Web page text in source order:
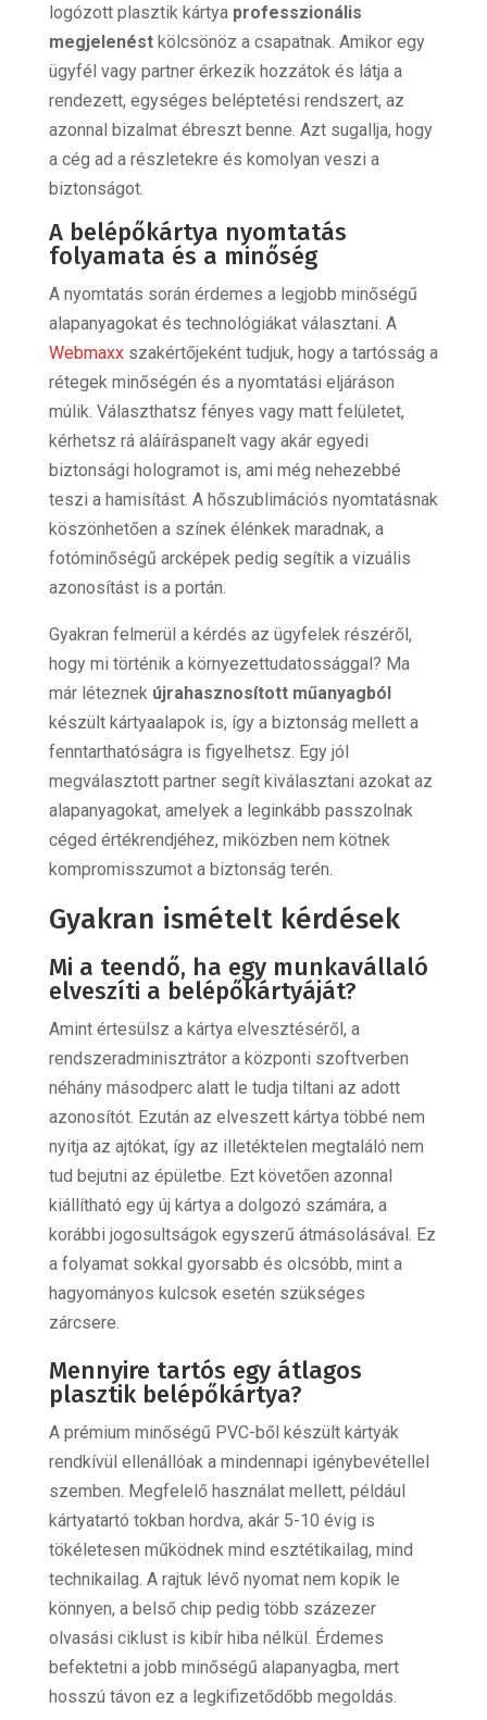
logózott plasztik kártya professzionális
megjelenéstkölcsönöz a csapatnak. Amikor egy
ügyfél vagy partner érkezik hozzátok és látja a
rendezett, egységes beléptetési rendszert, az
azonnal bizalmat ébreszt benne. Azt sugallja, hogy
a cég ad a részletekre és komolyan veszi a
biztonságot.
A belépőkártya nyomtatás
folyamata és a minőség
A nyomtatás során érdemes a legjobb minőségű
alapanyagokat és technológiákat választani. A
Webmaxxszakértőjeként tudjuk, hogy a tartósság a
rétegek minőségén és a nyomtatási eljáráson
múlik. Választhatsz fényes vagy matt felületet,
kérhetsz rá aláíráspanelt vagy akár egyedi
biztonsági hologramot is, ami még nehezebbé
teszi a hamisítást. A hőszublimációs nyomtatásnak
köszönhetően a színek élénkek maradnak, a
fotóminőségű arcképek pedig segítik a vizuális
azonosítást is a portán.
Gyakran felmerül a kérdés az ügyfelek részéről,
hogy mi történik a környezettudatossággal? Ma
már léteznek újrahasznosított műanyagból
készült kártyaalapok is, így a biztonság mellett a
fenntarthatóságra is figyelhetsz. Egy jól
megválasztott partner segít kiválasztani azokat az
alapanyagokat, amelyek a leginkább passzolnak
céged értékrendjéhez, miközben nem kötnek
kompromisszumot a biztonság terén.
Gyakran ismételt kérdések
Mi a teendő, ha egy munkavállaló
elveszíti a belépőkártyáját?
Amint értesülsz a kártya elvesztéséről, a
rendszeradminisztrátor a központi szoftverben
néhány másodperc alatt le tudja tiltani az adott
azonosítót. Ezután az elveszett kártya többé nem
nyitja az ajtókat, így az illetéktelen megtaláló nem
tud bejutni az épületbe. Ezt követően azonnal
kiállítható egy új kártya a dolgozó számára, a
korábbi jogosultságok egyszerű átmásolásával. Ez
a folyamat sokkal gyorsabb és olcsóbb, mint a
hagyományos kulcsok esetén szükséges
zárcsere.
Mennyire tartós egy átlagos
plasztik belépőkártya?
A prémium minőségű PVC-ből készült kártyák
rendkívül ellenállóak a mindennapi igénybevétellel
szemben. Megfelelő használat mellett, például
kártyatartó tokban hordva, akár 5-10 évig is
tökéletesen működnek mind esztétikailag, mind
technikailag. A rajtuk lévő nyomat nem kopik le
könnyen, a belső chip pedig több százezer
olvasási ciklust is kibír hiba nélkül. Érdemes
befektetni a jobb minőségű alapanyagba, mert
hosszú távon ez a legkifizetődőbb megoldás.